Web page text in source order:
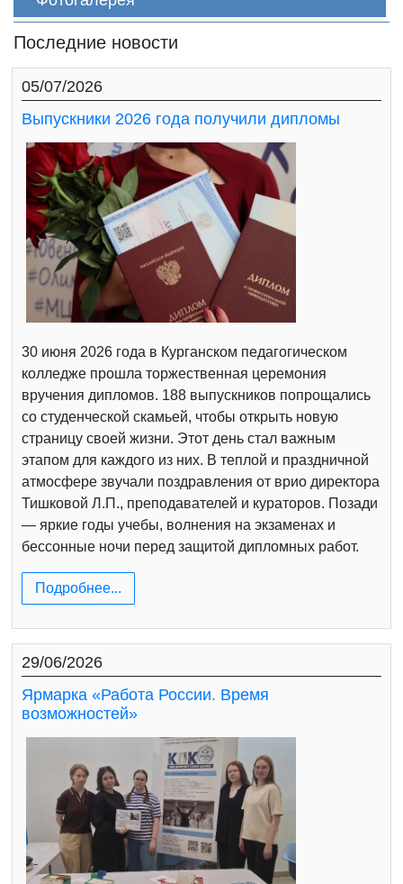
Последние новости
05/07/2026
Выпускники 2026 года получили дипломы
30 июня 2026 года в Курганском педагогическом
колледже прошла торжественная церемония
вручения дипломов. 188 выпускников попрощались
со студенческой скамьей, чтобы открыть новую
страницу своей жизни. Этот день стал важным
этапом для каждого из них. В теплой и праздничной
атмосфере звучали поздравления от врио директора
Тишковой Л.П., преподавателей и кураторов. Позади
— яркие годы учебы, волнения на экзаменах и
бессонные ночи перед защитой дипломных работ.
Подробнее...
29/06/2026
Ярмарка «Работа России. Время
возможностей»